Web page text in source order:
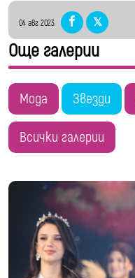
04 авг 2023
Още галерии
Мода Звезди
Всички галерии